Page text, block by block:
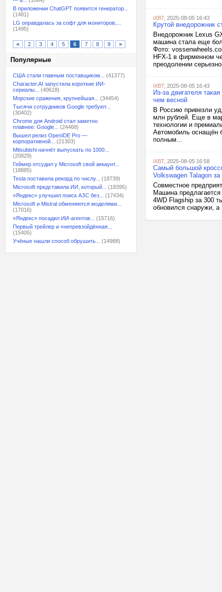
В приложении ChatGPT появится генератор...
(1481)
LG оправдалась за софт для мониторов,...
(1495)
< 2 3 4 5 6 7 8 9 >
Популярные
США стали главным поставщиком...
(41377)
Character.AI запустила короткие ИИ-
сериалы...
(40618)
Морские сражения, крупнейшая...
(34454)
Тысячи сотрудников Google требуют...
(30402)
Chrome для Android стал заметно
плавнее: Google...
(24468)
Вышел релиз OpenIDE Pro —
корпоративной...
(21303)
Mitsubishi начнёт выпускать по 1000...
(20829)
Геймер отсудил у Microsoft свой аккаунт...
(18885)
Tesla поставила рекорд по числу...
(18739)
Microsoft представила ИИ, который...
(18395)
«Яндекс» улучшил поиск АЗС без...
(17434)
Microsoft и Mistral обменяются моделями...
(17016)
«Яндекс» посадил ИИ-агентов...
(15716)
Первый трейлер и «непревзойдённая...
(15405)
Учёные нашли способ обрушить...
(14988)
iXBT, 2025-08-05 16:43
Крутой внедорожник
Внедорожник Lexus
машина стала еще
Фото:
HFX-1 в фирменном
преодолении
iXBT, 2025-08-05 16:43
Из-за двигателя
чем весной
В Россию привезли
млн рублей. Еще в
технологии и
Автомобиль оснащён
полным...
iXBT, 2025-08-05 16:58
Самый большой
Volkswagen Talagon
Совместное
Машина
4WD Flagship за 300
обновился снаружи, а